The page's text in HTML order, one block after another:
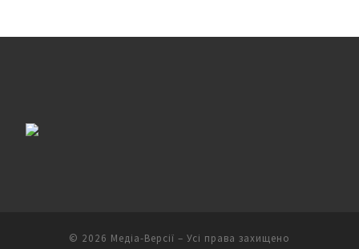
© 2026 Медіа-Версії – Усі права захищено